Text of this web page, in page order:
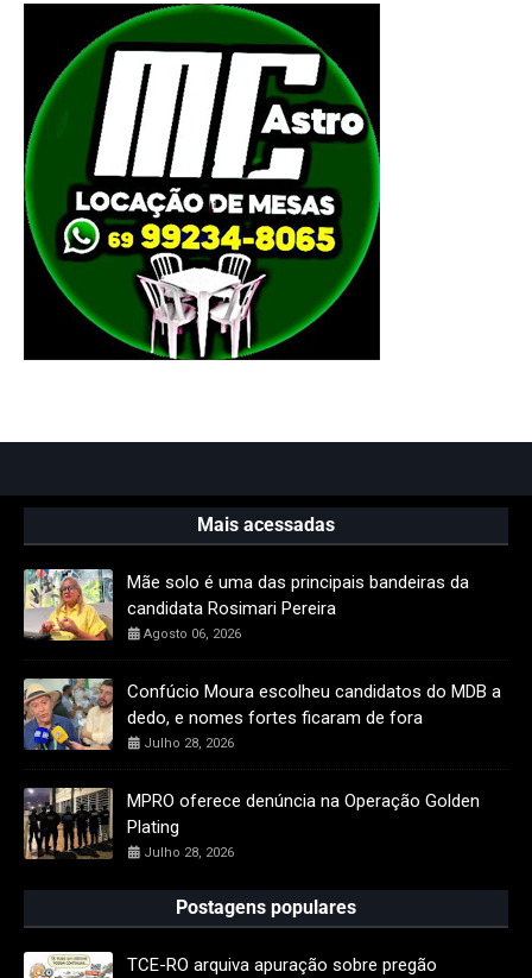
Mais acessadas
Mãe solo é uma das principais bandeiras da
candidata Rosimari Pereira
Agosto 06, 2026
Confúcio Moura escolheu candidatos do MDB a
dedo, e nomes fortes ficaram de fora
Julho 28, 2026
MPRO oferece denúncia na Operação Golden
Plating
Julho 28, 2026
Postagens populares
TCE-RO arquiva apuração sobre pregão